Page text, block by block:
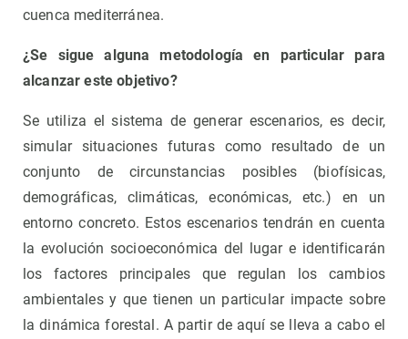
cuenca mediterránea.
¿Se sigue alguna metodología en particular para
alcanzar este objetivo?
Se utiliza el sistema de generar escenarios, es decir,
simular situaciones futuras como resultado de un
conjunto de circunstancias posibles (biofísicas,
demográficas, climáticas, económicas, etc.) en un
entorno concreto. Estos escenarios tendrán en cuenta
la evolución socioeconómica del lugar e identificarán
los factores principales que regulan los cambios
ambientales y que tienen un particular impacte sobre
la dinámica forestal. A partir de aquí se lleva a cabo el